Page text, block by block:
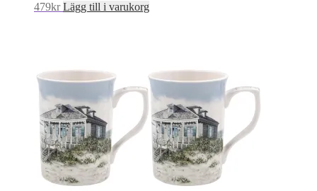
479kr Lägg till i varukorg